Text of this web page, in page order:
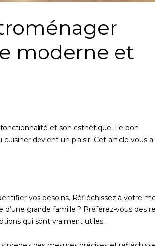
moderne et
et son esthétique. Le bon
devient un plaisir. Cet article vous
vos besoins. Réfléchissez à votre
grande famille ? Préférez-vous des
qui sont vraiment utiles.